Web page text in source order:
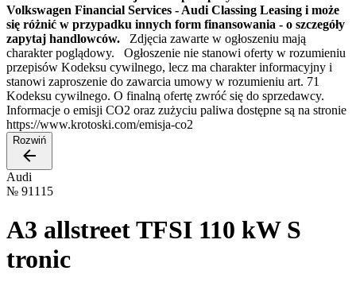
Volkswagen Financial Services - Audi Classing Leasing i może
się różnić w przypadku innych form finansowania - o szczegóły
zapytaj handlowców. Zdjęcia zawarte w ogłoszeniu mają
charakter poglądowy. Ogłoszenie nie stanowi oferty w rozumieniu
przepisów Kodeksu cywilnego, lecz ma charakter informacyjny i
stanowi zaproszenie do zawarcia umowy w rozumieniu art. 71
Kodeksu cywilnego. O finalną ofertę zwróć się do sprzedawcy.
Informacje o emisji CO2 oraz zużyciu paliwa dostępne są na stronie
https://www.krotoski.com/emisja-co2
Rozwiń
Audi
№ 91115
A3 allstreet TFSI 110 kW S
tronic